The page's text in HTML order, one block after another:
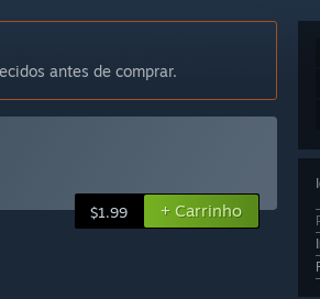
antes de comprar.
$1.99 + Carrinho